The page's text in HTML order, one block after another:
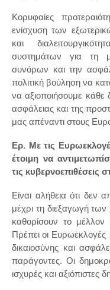
Κορυφαίες
ενίσχυση των
και
συστημάτων για τη
συνόρων και την
πολιτική βούληση να
να αξιοποιήσουμε κάθε
ασφάλειας και της
μας απέναντι στους
Ερ. Με τις
έτοιμη να
τις κυβερνοεπιθέσεις
Είναι αλήθεια ότι δεν
μέχρι τη διεξαγωγή
καθορίσουν το
Πρέπει οι Ευρωεκλογές
δικαιοσύνης και
παράγοντες. Οι
ισχυρές και αξιόπιστες